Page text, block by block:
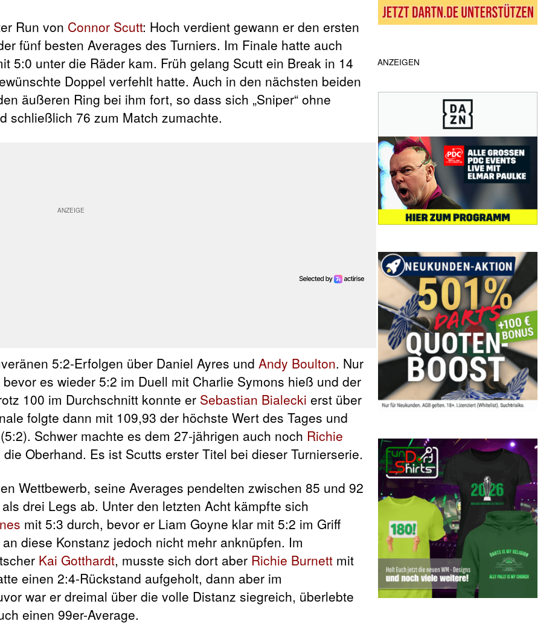
Run von Connor Scutt: Hoch verdient gewann er den ersten
fünf besten Averages des Turniers. Im Finale hatte auch
5:0 unter die Räder kam. Früh gelang Scutt ein Break in 14
Doppel verfehlt hatte. Auch in den nächsten beiden
äußeren Ring bei ihm fort, so dass sich „Sniper“ ohne
schließlich 76 zum Match zumachte.
5:2-Erfolgen über Daniel Ayres und Andy Boulton. Nur
es wieder 5:2 im Duell mit Charlie Symons hieß und der
100 im Durchschnitt konnte er Sebastian Bialecki erst über
folgte dann mit 109,93 der höchste Wert des Tages und
Schwer machte es dem 27-jährigen auch noch Richie
Oberhand. Es ist Scutts erster Titel bei dieser Turnierserie.
Wettbewerb, seine Averages pendelten zwischen 85 und 92
drei Legs ab. Unter den letzten Acht kämpfte sich
mit 5:3 durch, bevor er Liam Goyne klar mit 5:2 im Griff
diese Konstanz jedoch nicht mehr anknüpfen. Im
Kai Gotthardt, musste sich dort aber Richie Burnett mit
einen 2:4-Rückstand aufgeholt, dann aber im
war er dreimal über die volle Distanz siegreich, überlebte
einen 99er-Average.
ANZEIGEN